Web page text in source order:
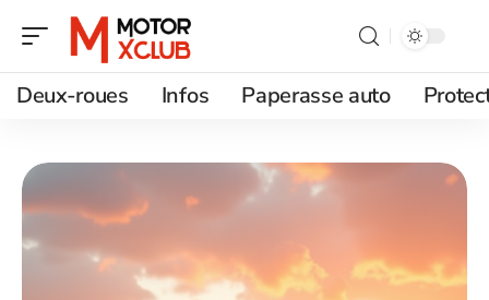
Deux-roues Infos Paperasse auto